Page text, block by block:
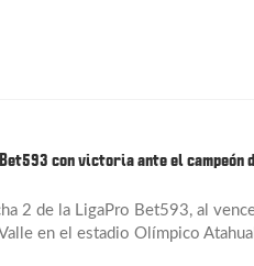
con victoria ante el campeón
2 de la LigaPro Bet593, al
en el estadio Olímpico